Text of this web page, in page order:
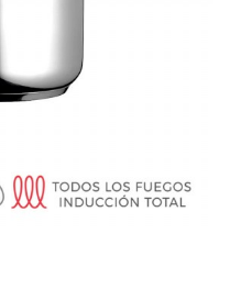
Olla super rápida
rapid 4 l inoxidable